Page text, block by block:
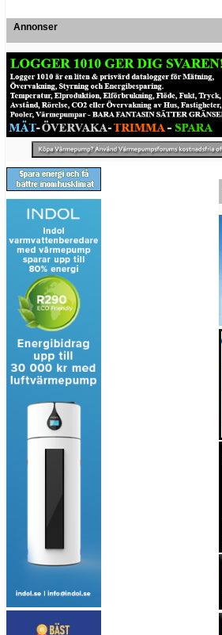
Annonser